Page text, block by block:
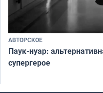
АВТОРСКОЕ
Паук-нуар:
супергерое